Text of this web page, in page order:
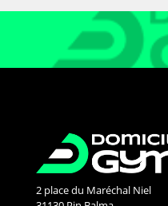
2 place du Maréchal Niel